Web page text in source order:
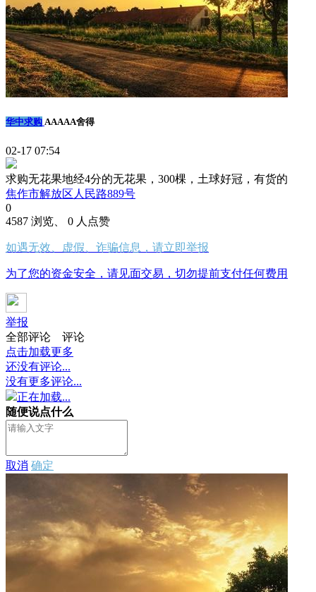
华中求购 AAAAA舍得
02-17 07:54
求购无花果地经4分的无花果，300棵，土球好冠，有货的
焦作市解放区人民路889号
0
4587 浏览、 0 人点赞
如遇无效、虚假、诈骗信息，请立即举报
为了您的资金安全，请见面交易，切勿提前支付任何费用
举报
全部评论
评论
点击加载更多
还没有评论...
没有更多评论...
正在加载...
随便说点什么
取消 确定